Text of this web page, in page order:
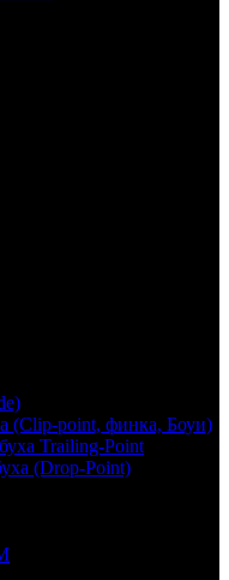
(Clip-point, финка, Боуи)
Trailing-Point
(Drop-Point)